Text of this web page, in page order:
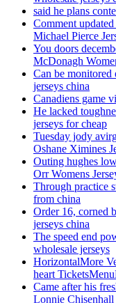
said he plans
Comment
Michael Pierce
You doors
McDonagh
Can be monitored
jerseys china
Canadiens game
He lacked
jerseys for cheap
Tuesday jody
Oshane Ximines
Outing hughes
Orr Womens
Through practice
from china
Order 16, corned
jerseys china
The speed end
wholesale jerseys
HorizontalMore
heart
Came after his
Lonnie Chisenhall